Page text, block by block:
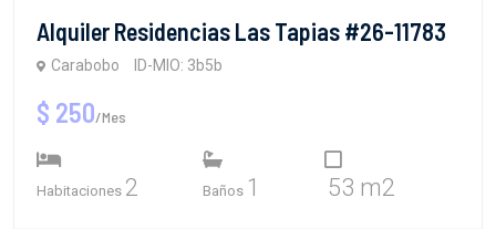
Alquiler Residencias Las Tapias #26-11783
Carabobo ID-MIO: 3b5b
$ 250/Mes
Habitaciones 2 Baños 1 53 m2